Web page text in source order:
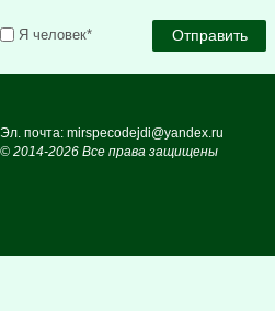
Я человек*
Эл. почта: mirspecodejdi@yandex.ru
© 2014-2026 Все права защищены